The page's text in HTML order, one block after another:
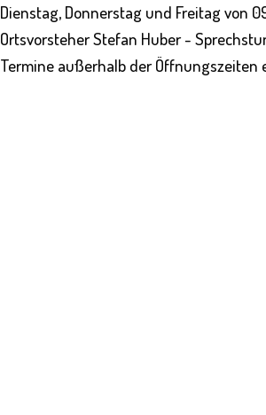
Dienstag, Donnerstag und Freitag von
Ortsvorsteher Stefan Huber -
Termine außerhalb der